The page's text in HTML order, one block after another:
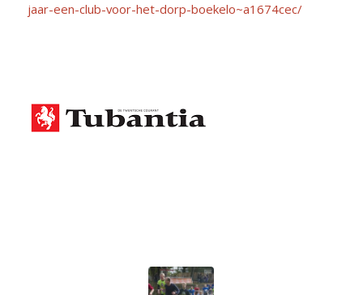
jaar-een-club-voor-het-dorp-boekelo~a1674cec/